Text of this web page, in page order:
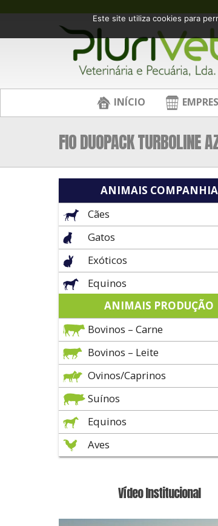
INÍCIO
FIO DUOPACK TURBOLINE
ANIMAIS COMPANHIA
Cães
Gatos
Exóticos
Equinos
ANIMAIS PRODUÇÃO
Bovinos – Carne
Bovinos – Leite
Ovinos/Caprinos
Suínos
Equinos
Aves
Vídeo Institucional
Este site utiliza cookies para